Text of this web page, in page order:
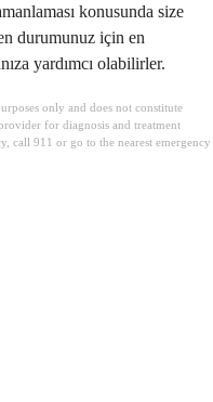
konusunda size
durumunuz için en
yardımcı olabilirler.
only and does not constitute
for diagnosis and treatment
call 911 or go to the nearest emergency